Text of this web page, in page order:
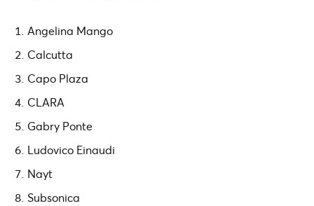
Angelina Mango
Calcutta
Capo Plaza
CLARA
Gabry Ponte
Ludovico Einaudi
Nayt
Subsonica